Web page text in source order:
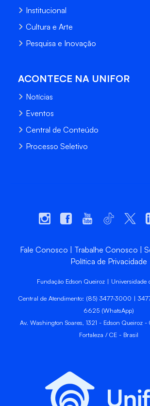
Institucional
Cultura e Arte
Pesquisa e Inovação
ACONTECE NA UNIFOR
Notícias
Eventos
Central de Conteúdo
Processo Seletivo
Fale Conosco Trabalhe Conosco
Política de Privacidade
Fundação Edson Queiroz | Universidade
Central de Atendimento: (85) 3477-3000 |
6625 (WhatsApp)
Av. Washington Soares, 1321 - Edson Queiroz
Fortaleza / CE - Brasil